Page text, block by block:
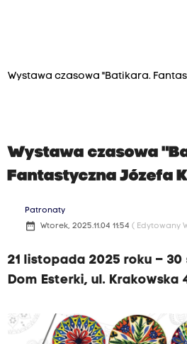
Wystawa czasowa "Batikara.
Wystawa czasowa
Fantastyczna Józefa
Patronaty
date_range Wtorek, 2025.11.04 11:54 ( Edytowany
21 listopada 2025 roku –
Dom Esterki, ul. Krakowska